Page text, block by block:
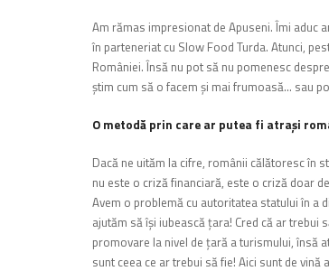
Am rămas impresionat de Apuseni. Îmi aduc
în parteneriat cu Slow Food Turda. Atunci,
României. Însă nu pot să nu pomenesc
ştim cum să o facem şi mai frumoasă… sau
O metodă prin care ar putea fi atraşi
Dacă ne uităm la cifre, românii călătoresc în
nu este o crizăfinanciară, este o criză doar
Avem o problemă cu autoritatea statului în a
ajutăm să îşi iubească ţara! Cred că ar
promovare la nivel de ţară a turismului, însă
sunt ceea ce ar trebui să fie! Aici sunt de